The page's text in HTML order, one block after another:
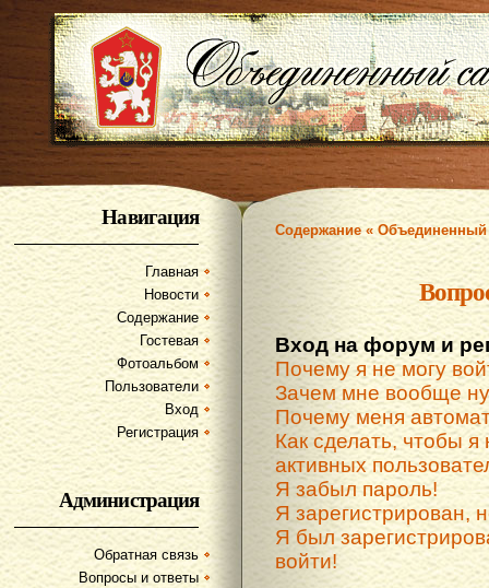
Навигация
Главная
Новости
Содержание
Гостевая
Фотоальбом
Пользователи
Вход
Регистрация
Администрация
Обратная связь
Вопросы и ответы
Содержание «
Вход на форум и
Почему я не могу
Зачем мне вообще
Почему меня
Как сделать, чтобы я
активных
Я забыл пароль!
Я зарегистрирован,
Я был
войти!